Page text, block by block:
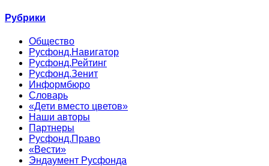
Рубрики
Общество
Русфонд.Навигатор
Русфонд.Рейтинг
Русфонд.Зенит
Информбюро
Словарь
«Дети вместо цветов»
Наши авторы
Партнеры
Русфонд.Право
«Вести»
Эндаумент Русфонда